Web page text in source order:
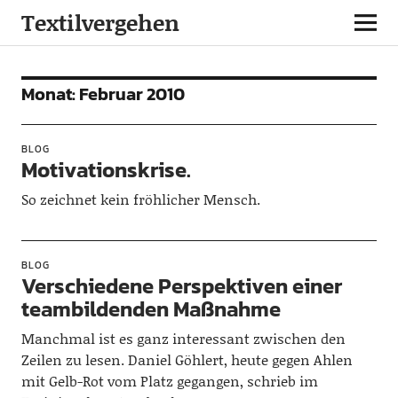
Textilvergehen
Monat:Februar 2010
BLOG
Motivationskrise.
So zeichnet kein fröhlicher Mensch.
BLOG
Verschiedene Perspektiven einer
teambildenden Maßnahme
Manchmal ist es ganz interessant zwischen den
Zeilen zu lesen. Daniel Göhlert, heute gegen Ahlen
mit Gelb-Rot vom Platz gegangen, schrieb im